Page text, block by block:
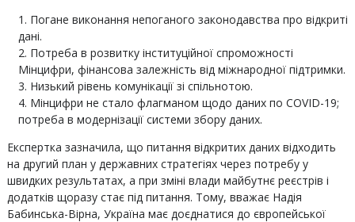
Погане виконання непоганого законодавства про відкриті
дані.
Потреба в розвитку інституційної спроможності
Мінцифри, фінансова залежність від міжнародної підтримки.
Низький рівень комунікації зі спільнотою.
Мінцифри не стало флагманом щодо даних по COVID-19;
потреба в модернізації системи збору даних.
Експертка зазначила, що питання відкритих даних відходить
на другий план у державних стратегіях через потребу у
швидких результатах, а при зміні влади майбутнє реєстрів і
додатків щоразу стає під питання. Тому, вважає Надія
Бабинська-Вірна, Україна має доєднатися до європейської